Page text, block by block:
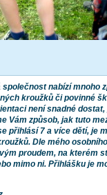
nabízí mnoho
kroužků či povinné
není snadné
Vám způsob, jak tuto
přihlásí 7 a více dětí, je
Dle mého
proudem, na kterém
mimo ni. Přihlášku je